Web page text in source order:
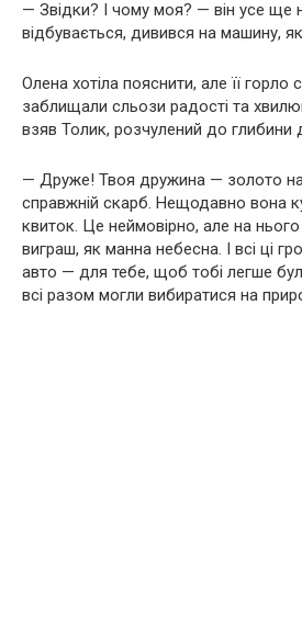
— Звідки? І чому моя? — він усе ще
відбувається, дивився на машину,
Олена хотіла пояснити, але її горло
заблищали сльози радості та
взяв Толик, розчулений до глибини
— Друже! Твоя дружина — золото
справжній скарб. Нещодавно вона
квиток. Це неймовірно, але на
виграш, як манна небесна. І всі ці
авто — для тебе, щоб тобі легше
всі разом могли вибиратися на